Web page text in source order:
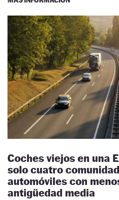
Coches viejos en una
solo cuatro
automóviles con
antigüedad media